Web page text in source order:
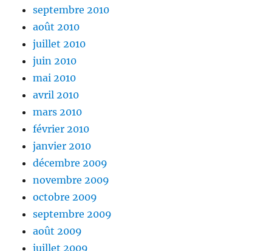
septembre 2010
août 2010
juillet 2010
juin 2010
mai 2010
avril 2010
mars 2010
février 2010
janvier 2010
décembre 2009
novembre 2009
octobre 2009
septembre 2009
août 2009
juillet 2009